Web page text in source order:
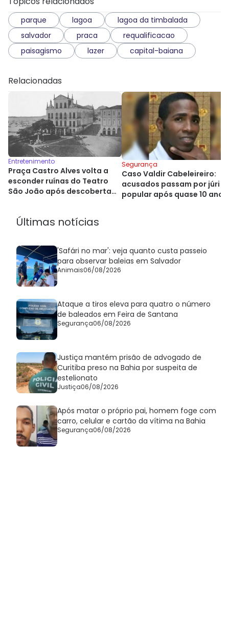
parque lagoa
lagoa da timbalada
salvador
praca
requalificacao
paisagismo
lazer capital-baiana
Relacionadas
Entretenimento
Praça Castro Alves volta a
esconder ruínas do Teatro
São João após descoberta
Segurança
Caso Valdir Cabeleireiro:
acusados passam por júri
popular após quase 10 anos
Últimas notícias
'Safári no mar': veja quanto custa passeio
para observar baleias em Salvador
Animais06/08/2026
Ataque a tiros eleva para quatro o número
de baleados em Feira de Santana
Segurança06/08/2026
Justiça mantém prisão de advogado de
Curitiba preso na Bahia por suspeita de
estelionato
Justiça06/08/2026
Após matar o próprio pai, homem foge com
carro, celular e cartão da vítima na Bahia
Segurança06/08/2026